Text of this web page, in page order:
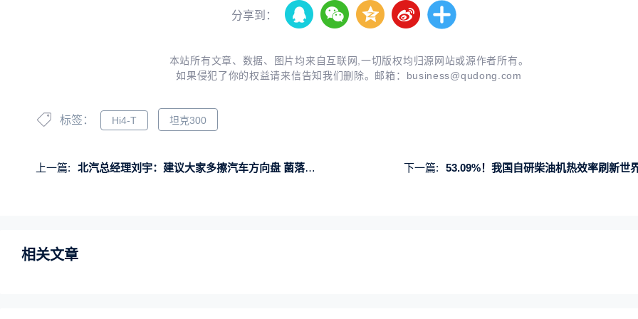
分享到：
本站所有文章、数据、图片均来自互联网,一切版权均归源网站或源作者所有。
如果侵犯了你的权益请来信告知我们删除。邮箱： business@qudong.com
标签： Hi4-T 坦克300
上一篇: 北汽总经理刘宇：建议大家多擦汽车方向盘 菌落数接近公共厕所 下一篇: 53.09%！我国自研柴油机热效率刷新世
相关文章